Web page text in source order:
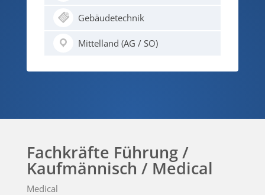
Gebäudetechnik
Mittelland (AG / SO)
Fachkräfte Führung /
Kaufmännisch / Medical
Medical